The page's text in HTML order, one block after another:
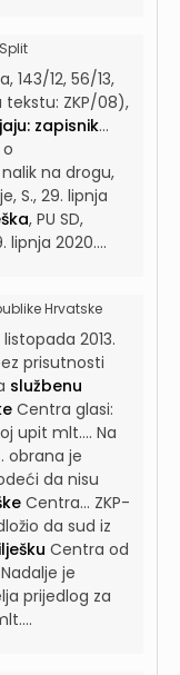
143/12, 56/13,
tekstu: ZKP/08),
zapisnik...
o
na drogu,
S., 29. lipnja
, PU SD,
lipnja 2020....
Hrvatske
2013.
prisutnosti
službenu
Centra glasi:
upit mlt.... Na
obrana je
da nisu
Centra... ZKP-
da sud iz
Centra od
Nadalje je
prijedlog za